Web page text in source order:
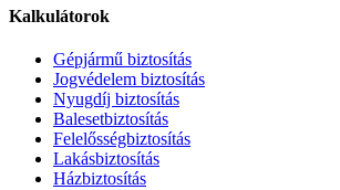
Kalkulátorok
Gépjármű biztosítás
Jogvédelem biztosítás
Nyugdíj biztosítás
Balesetbiztosítás
Felelősségbiztosítás
Lakásbiztosítás
Házbiztosítás